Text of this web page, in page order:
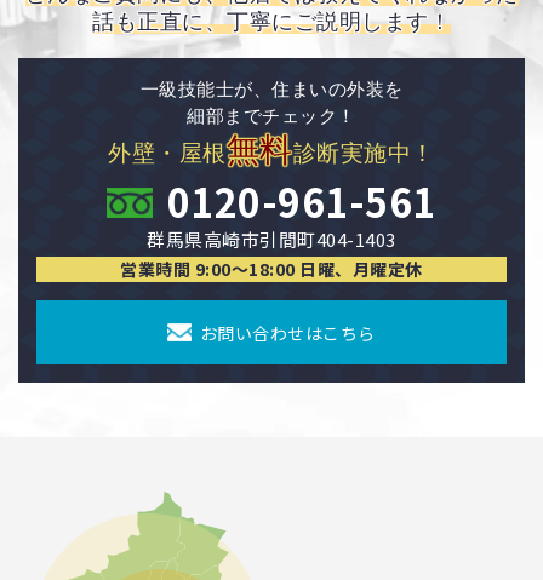
話も正直に、丁寧にご説明します！
一級技能士が、住まいの外装を
細部までチェック！
外壁・屋根無料診断実施中！
0120-961-561
群馬県高崎市引間町404-1403
営業時間 9:00〜18:00 日曜、月曜定休
お問い合わせはこちら